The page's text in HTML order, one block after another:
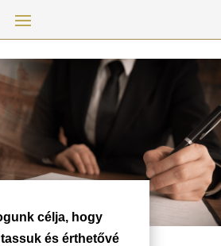
célja, hogy
és érthetővé